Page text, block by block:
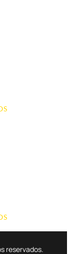
reservados.